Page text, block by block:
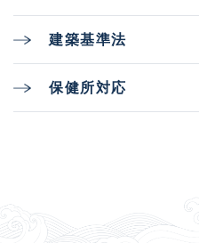
建築基準法
保健所対応